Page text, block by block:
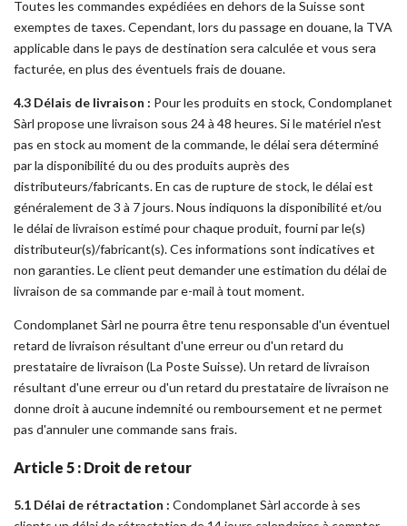
Toutes les commandes expédiées en dehors de la Suisse sont
exemptes de taxes. Cependant, lors du passage en douane, la TVA
applicable dans le pays de destination sera calculée et vous sera
facturée, en plus des éventuels frais de douane.
4.3 Délais de livraison : Pour les produits en stock, Condomplanet
Sàrl propose une livraison sous 24 à 48 heures. Si le matériel n'est
pas en stock au moment de la commande, le délai sera déterminé
par la disponibilité du ou des produits auprès des
distributeurs/fabricants. En cas de rupture de stock, le délai est
généralement de 3 à 7 jours. Nous indiquons la disponibilité et/ou
le délai de livraison estimé pour chaque produit, fourni par le(s)
distributeur(s)/fabricant(s). Ces informations sont indicatives et
non garanties. Le client peut demander une estimation du délai de
livraison de sa commande par e-mail à tout moment.
Condomplanet Sàrl ne pourra être tenu responsable d'un éventuel
retard de livraison résultant d'une erreur ou d'un retard du
prestataire de livraison (La Poste Suisse). Un retard de livraison
résultant d'une erreur ou d'un retard du prestataire de livraison ne
donne droit à aucune indemnité ou remboursement et ne permet
pas d'annuler une commande sans frais.
Article 5 : Droit de retour
5.1 Délai de rétractation : Condomplanet Sàrl accorde à ses